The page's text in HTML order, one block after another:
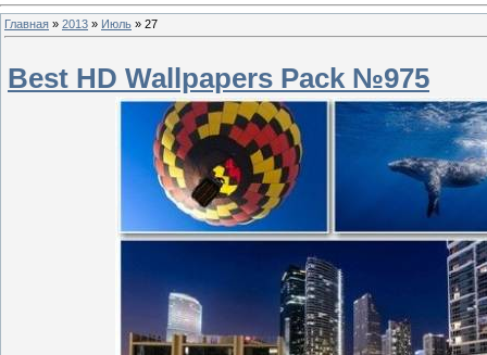
Главная » 2013 » Июль » 27
Best HD Wallpapers Pack №975